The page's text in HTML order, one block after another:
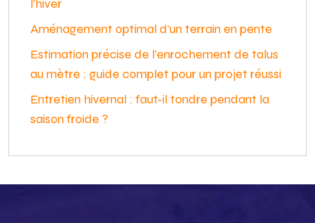
l’hiver
Aménagement optimal d’un terrain en pente
Estimation précise de l’enrochement de talus
au mètre : guide complet pour un projet réussi
Entretien hivernal : faut-il tondre pendant la
saison froide ?